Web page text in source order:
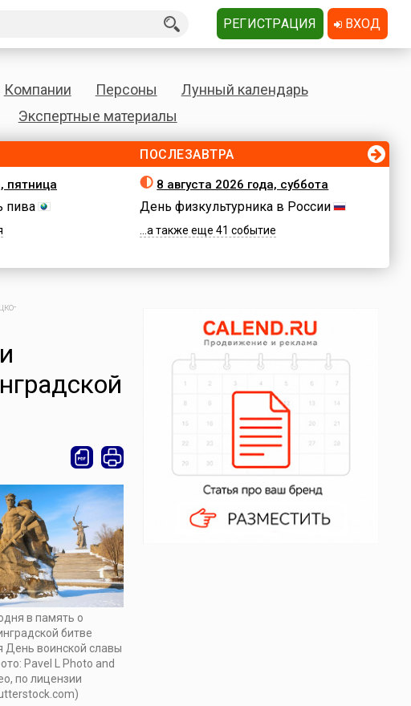
Компании Персоны
Лунный календарь
Экспертные материалы
пятница
пива
ПОСЛЕЗАВТРА
8 августа 2026 года, суббота
День физкультурника в России
...а также еще 41 событие
в память о
битве
День воинской славы
Pavel L Photo and
по лицензии
РЕГИСТРАЦИЯ ВХОД